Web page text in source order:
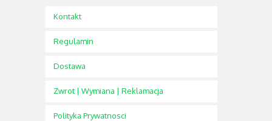
Kontakt
Regulamin
Dostawa
Zwrot | Wymiana | Reklamacja
Polityka Prywatnosci